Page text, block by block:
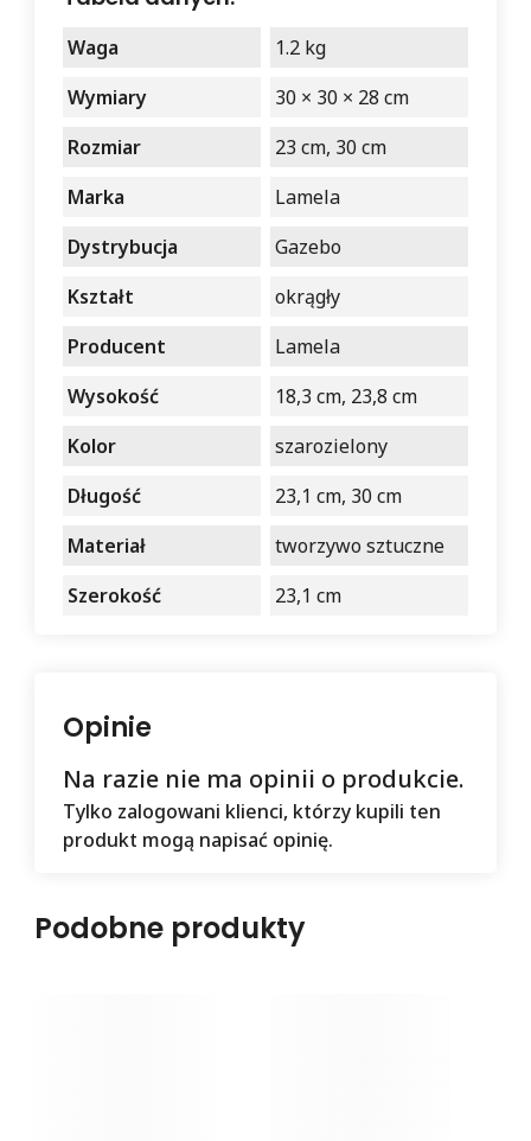
Waga
1.2 kg
Wymiary
30 × 30 × 28 cm
Rozmiar
23 cm, 30 cm
Marka
Lamela
Dystrybucja
Gazebo
Kształt
okrągły
Producent
Lamela
Wysokość
18,3 cm, 23,8 cm
Kolor
szarozielony
Długość
23,1 cm, 30 cm
Materiał
tworzywo sztuczne
Szerokość
23,1 cm
Opinie
Na razie nie ma opinii o produkcie.
Tylko zalogowani klienci, którzy kupili ten
produkt mogą napisać opinię.
Podobne produkty